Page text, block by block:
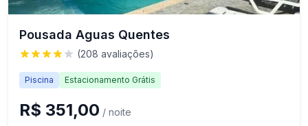
Pousada Aguas Quentes
(208 avaliações)
Piscina Estacionamento Grátis
R$ 351,00 / noite